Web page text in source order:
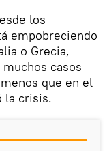
los
empobreciendo
o Grecia,
casos
que en el
la crisis.